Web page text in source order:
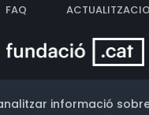
FAQ
informació